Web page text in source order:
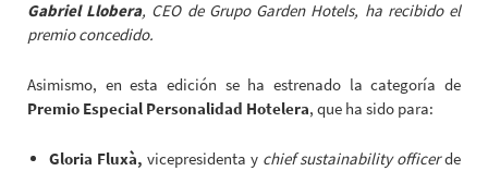
Gabriel Llobera, CEO de Grupo Garden Hotels, ha recibido el
premio concedido.
Asimismo, en esta edición se ha estrenado la categoría de
Premio Especial Personalidad Hotelera, que ha sido para:
Gloria Fluxà, vicepresidenta y chief sustainability officerde